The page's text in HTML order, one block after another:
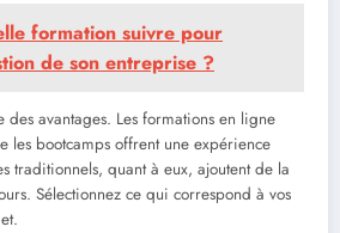
formation suivre pour
de son entreprise ?
des avantages. Les formations en ligne
les bootcamps offrent une expérience
traditionnels, quant à eux, ajoutent de la
Sélectionnez ce qui correspond à vos